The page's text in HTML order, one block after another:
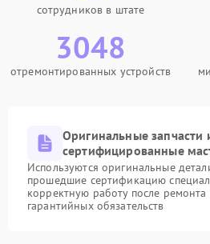
сотрудников в штате
3048
отремонтированных устройств
Оригинальные запчасти
сертифицированные
Используются оригинальные
прошедшие сертификацию
корректную работу после
гарантийных обязательств